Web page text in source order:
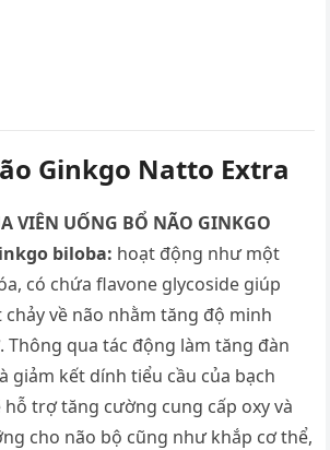
Ginkgo Natto Extra
VIÊN UỐNG BỔ NÃO GINKGO
biloba: hoạt động như một
có chứa flavone glycoside giúp
về não nhằm tăng độ minh
Thông qua tác động làm tăng đàn
giảm kết dính tiểu cầu của bạch
hỗ trợ tăng cường cung cấp oxy và
cho não bộ cũng như khắp cơ thể,